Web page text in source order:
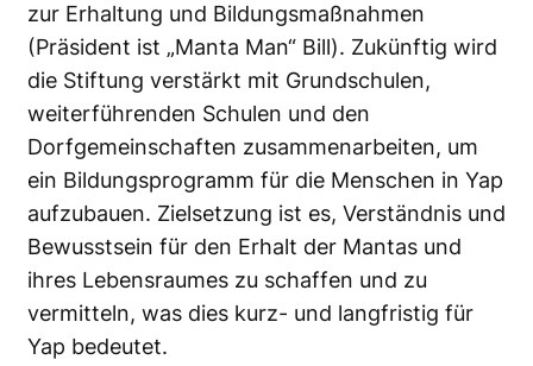
zur Erhaltung und Bildungsmaßnahmen
(Präsident ist „Manta Man“ Bill). Zukünftig wird
die Stiftung verstärkt mit Grundschulen,
weiterführenden Schulen und den
Dorfgemeinschaften zusammenarbeiten, um
ein Bildungsprogramm für die Menschen in Yap
aufzubauen. Zielsetzung ist es, Verständnis und
Bewusstsein für den Erhalt der Mantas und
ihres Lebensraumes zu schaffen und zu
vermitteln, was dies kurz- und langfristig für
Yap bedeutet.